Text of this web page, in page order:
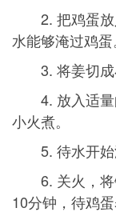
2. 把鸡蛋放
水能够淹过鸡蛋。
3. 将姜切成
4. 放入适量
小火煮。
5. 待水开始
6. 关火，将
10分钟，待鸡